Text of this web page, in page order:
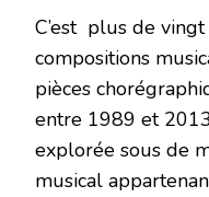
C’est plus de
compositions
pièces
entre 1989 et
explorée sous de
musical